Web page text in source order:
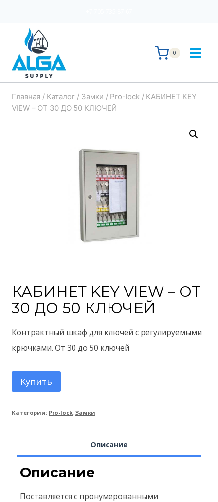
содержимому
0
Главная / Каталог / Замки / Pro-lock / КАБИНЕТ KEY
VIEW – ОТ 30 ДО 50 КЛЮЧЕЙ
КАБИНЕТ KEY VIEW – ОТ
30 ДО 50 КЛЮЧЕЙ
Контрактный шкаф для ключей с регулируемыми
крючками. От 30 до 50 ключей
Купить
Категории: Pro-lock, Замки
Описание
Описание
Поставляется с пронумерованными